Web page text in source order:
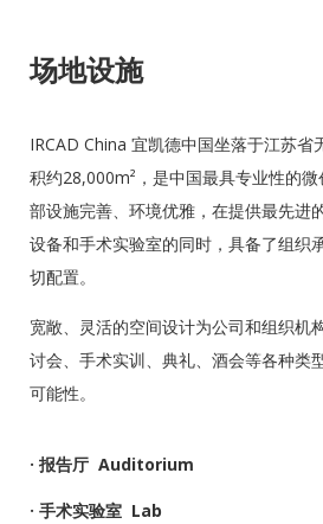
场地设施
IRCAD China 宜凯德中国坐落于江苏省
积约28,000m²，是中国最具专业性的
部设施完善、环境优雅，在提供最先进
设备和手术实验室的同时，具备了组织
切配置。
宽敞、灵活的空间设计为公司和组织机
讨会、手术实训、典礼、酒会等各种类
可能性。
· 报告厅 Auditorium
· 手术实验室 Lab